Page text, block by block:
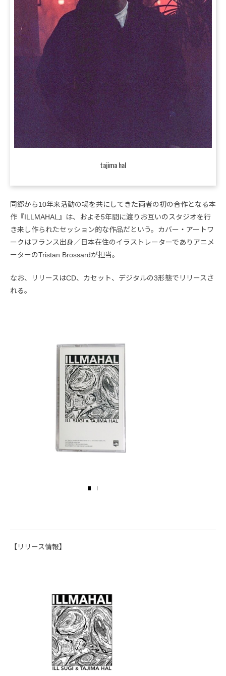
tajima hal
同郷から10年来活動の場を共にしてきた両者の初の合作となる本
作『ILLMAHAL』は、およそ5年間に渡りお互いのスタジオを行
き来し作られたセッション的な作品だという。カバー・アートワ
ークはフランス出身／日本在住のイラストレーターでありアニメ
ーターのTristan Brossardが担当。
なお、リリースはCD、カセット、デジタルの3形態でリリースさ
れる。
【リリース情報】